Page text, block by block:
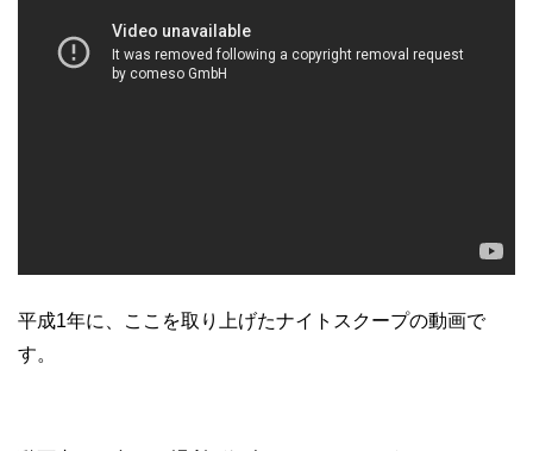
平成1年に、ここを取り上げたナイトスクープの動画で
す。